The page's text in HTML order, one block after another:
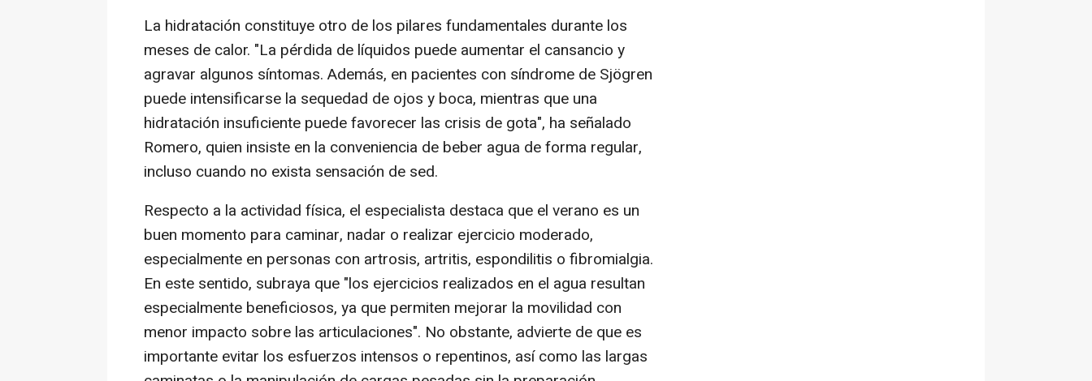
La hidratación constituye otro de los pilares fundamentales durante los
meses de calor. "La pérdida de líquidos puede aumentar el cansancio y
agravar algunos síntomas. Además, en pacientes con síndrome de Sjögren
puede intensificarse la sequedad de ojos y boca, mientras que una
hidratación insuficiente puede favorecer las crisis de gota", ha señalado
Romero, quien insiste en la conveniencia de beber agua de forma regular,
incluso cuando no exista sensación de sed.
Respecto a la actividad física, el especialista destaca que el verano es un
buen momento para caminar, nadar o realizar ejercicio moderado,
especialmente en personas con artrosis, artritis, espondilitis o fibromialgia.
En este sentido, subraya que "los ejercicios realizados en el agua resultan
especialmente beneficiosos, ya que permiten mejorar la movilidad con
menor impacto sobre las articulaciones". No obstante, advierte de que es
importante evitar los esfuerzos intensos o repentinos, así como las largas